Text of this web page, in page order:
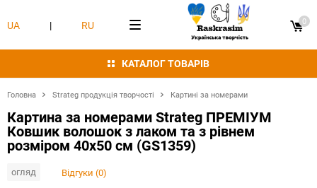
КАТАЛОГ ТОВАРІВ
UA | RU 0
Головна Strateg продукція творчості Картині за номерами
Картина за номерами Strateg ПРЕМІУМ
Ковшик волошок з лаком та з рівнем
розміром 40х50 см (GS1359)
огляд Відгуки (0)